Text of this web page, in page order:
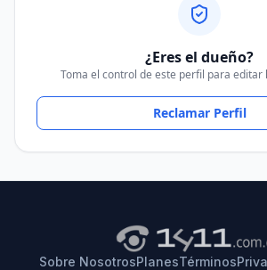
¿Eres el dueño?
Toma el control de este perfil para editar
Reclamar Perfil
Sobre NosotrosPlanesTérminos